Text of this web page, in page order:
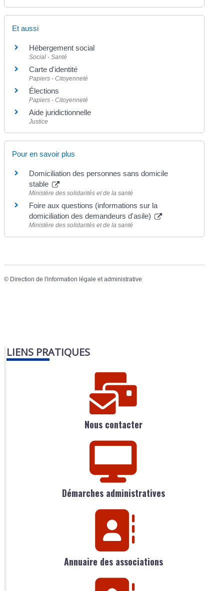
Et aussi
Hébergement social
Social - Santé
Carte d'identité
Papiers - Citoyenneté
Élections
Papiers - Citoyenneté
Aide juridictionnelle
Justice
Pour en savoir plus
Domiciliation des personnes sans domicile
stable
Ministère des solidarités et de la santé
Foire aux questions (informations sur la
domiciliation des demandeurs d'asile)
Ministère des solidarités et de la santé
© Direction de l'information légale et administrative
LIENS PRATIQUES
Nous contacter
Démarches administratives
Annuaire des associations